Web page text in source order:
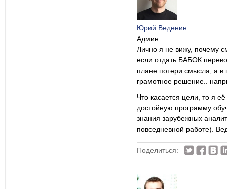
Юрий Веденин
Админ
Лично я не вижу, почему
если отдать БАБОК
плане потери смысла, а
грамотное решение..
Что касается цели, то я
достойную программу
знания зарубежных
повседневной работе).
Поделиться: